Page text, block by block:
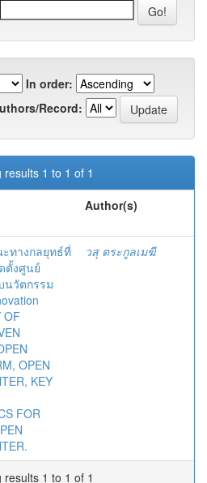
In order:
Record:
results 1 to 1 of 1
Author(s)
ทางกลยุทธ์ที่
ตั้งศูนย์
นวัตกรรม
OF
OPEN
KEY
FOR
วสุ ตระกูลเมฆี
results 1 to 1 of 1